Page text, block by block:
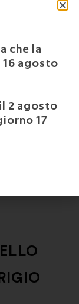
PESCE
che la
16 agosto
2 agosto
17